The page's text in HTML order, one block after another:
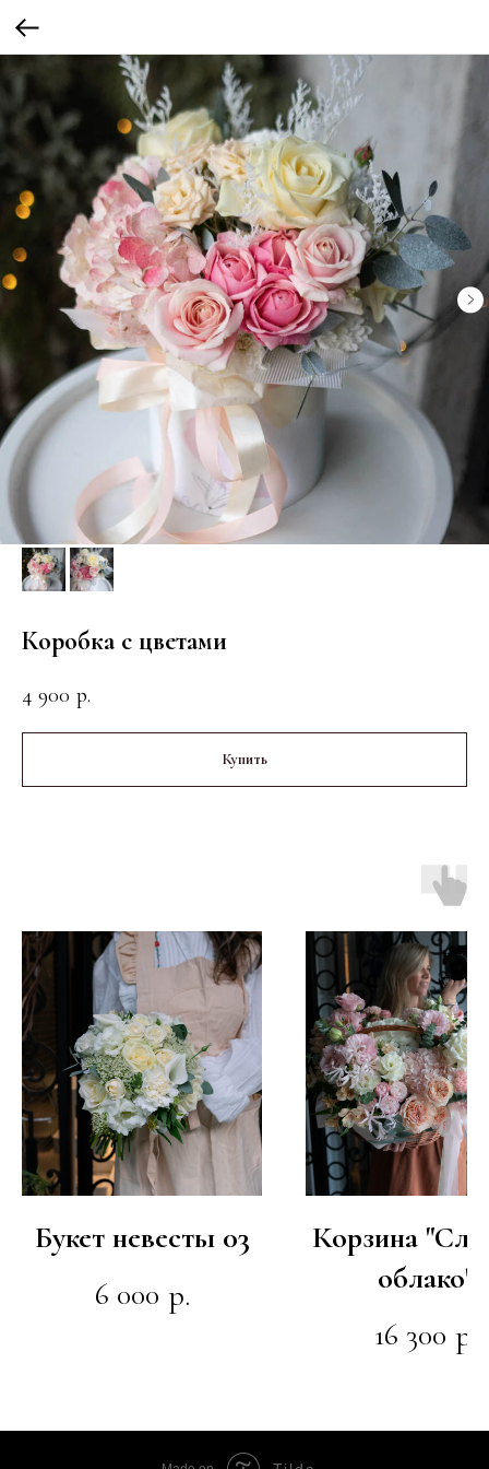
Коробка с цветами
4 900 р.
Купить
Букет невесты 03
6 000 р.
Корзина
облако"
16 300 р.